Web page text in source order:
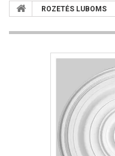
ROZETĖS LUBOMS